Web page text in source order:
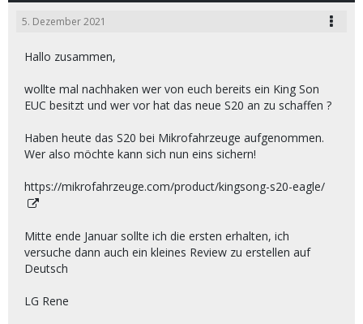
5. Dezember 2021
Hallo zusammen,
wollte mal nachhaken wer von euch bereits ein King Son
EUC besitzt und wer vor hat das neue S20 an zu schaffen ?
Haben heute das S20 bei Mikrofahrzeuge aufgenommen.
Wer also möchte kann sich nun eins sichern!
https://mikrofahrzeuge.com/product/kingsong-s20-eagle/
Mitte ende Januar sollte ich die ersten erhalten, ich
versuche dann auch ein kleines Review zu erstellen auf
Deutsch
LG Rene